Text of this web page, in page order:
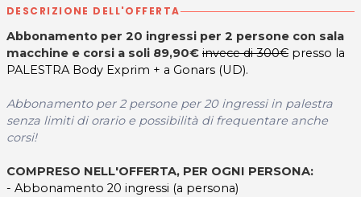
DESCRIZIONE DELL'OFFERTA
Abbonamento per 20 ingressi per 2 persone con sala
macchine e corsi a soli 89,90€ invece di 300€ presso la
PALESTRA Body Exprim + a Gonars (UD).
Abbonamento per 2 persone per 20 ingressi in palestra
senza limiti di orario e possibilità di frequentare anche
corsi!
COMPRESO NELL'OFFERTA, PER OGNI PERSONA:
- Abbonamento 20 ingressi (a persona)